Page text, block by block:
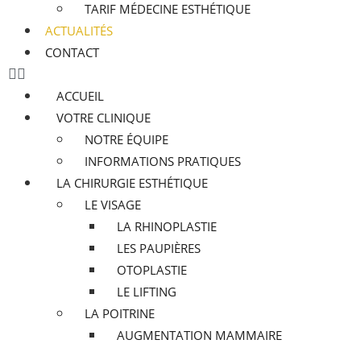
TARIF MÉDECINE ESTHÉTIQUE
ACTUALITÉS
CONTACT
ACCUEIL
VOTRE CLINIQUE
NOTRE ÉQUIPE
INFORMATIONS PRATIQUES
LA CHIRURGIE ESTHÉTIQUE
LE VISAGE
LA RHINOPLASTIE
LES PAUPIÈRES
OTOPLASTIE
LE LIFTING
LA POITRINE
AUGMENTATION MAMMAIRE